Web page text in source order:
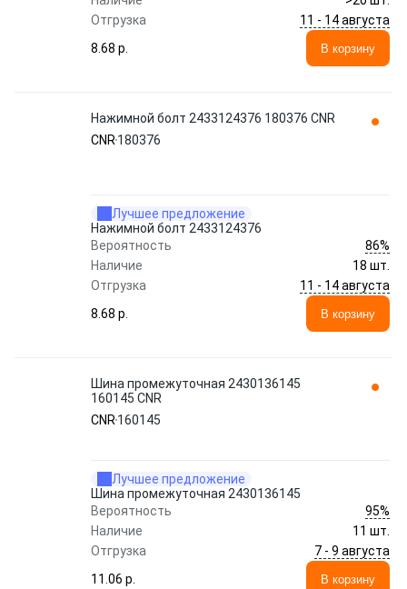
Отгрузка
11 - 14 августа
8.68 p.
В корзину
Нажимной болт 2433124376 180376 CNR
CNR 180376
Лучшее предложение
Нажимной болт 2433124376
Вероятность
86%
Наличие
18 шт.
Отгрузка
11 - 14 августа
8.68 p.
В корзину
Шина промежуточная 2430136145
160145 CNR
CNR 160145
Лучшее предложение
Шина промежуточная 2430136145
Вероятность
95%
Наличие
11 шт.
Отгрузка
7 - 9 августа
11.06 p.
В корзину